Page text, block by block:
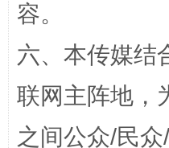
容。
六、本传媒结
联网主阵地，
之间公众/民